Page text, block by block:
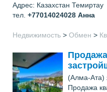
Адрес: Казахстан Темиртау
тел. +77014024028 Анна
Недвижимость > Обмен >
(Алма-Ата)
Продажа